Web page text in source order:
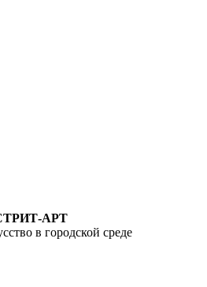
АРТ
в городской среде